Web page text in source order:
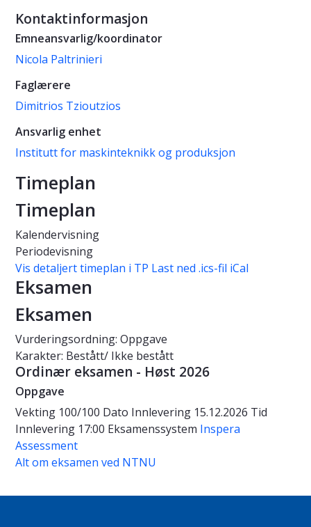
Kontaktinformasjon
Emneansvarlig/koordinator
Nicola Paltrinieri
Faglærere
Dimitrios Tzioutzios
Ansvarlig enhet
Institutt for maskinteknikk og produksjon
Timeplan
Timeplan
Kalendervisning
Periodevisning
Vis detaljert timeplan i TP Last ned .ics-fil iCal
Eksamen
Eksamen
Vurderingsordning: Oppgave
Karakter: Bestått/ Ikke bestått
Ordinær eksamen - Høst 2026
Oppgave
Vekting 100/100 Dato Innlevering 15.12.2026 Tid
Innlevering 17:00 Eksamenssystem Inspera
Assessment
Alt om eksamen ved NTNU